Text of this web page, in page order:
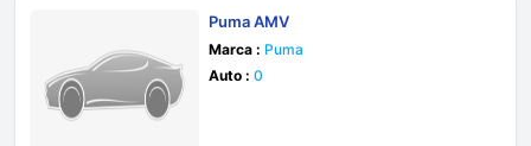
Puma AMV
Marca : Puma
Auto : 0